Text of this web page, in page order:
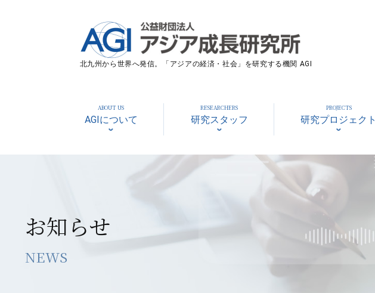
北九州から世界へ発信。「アジアの経済・社会」を研究する機関 AGI
ABOUT US
AGIについて
RESEARCHERS
研究スタッフ
PROJECTS
研究プロジェクト
お知らせ
NEWS